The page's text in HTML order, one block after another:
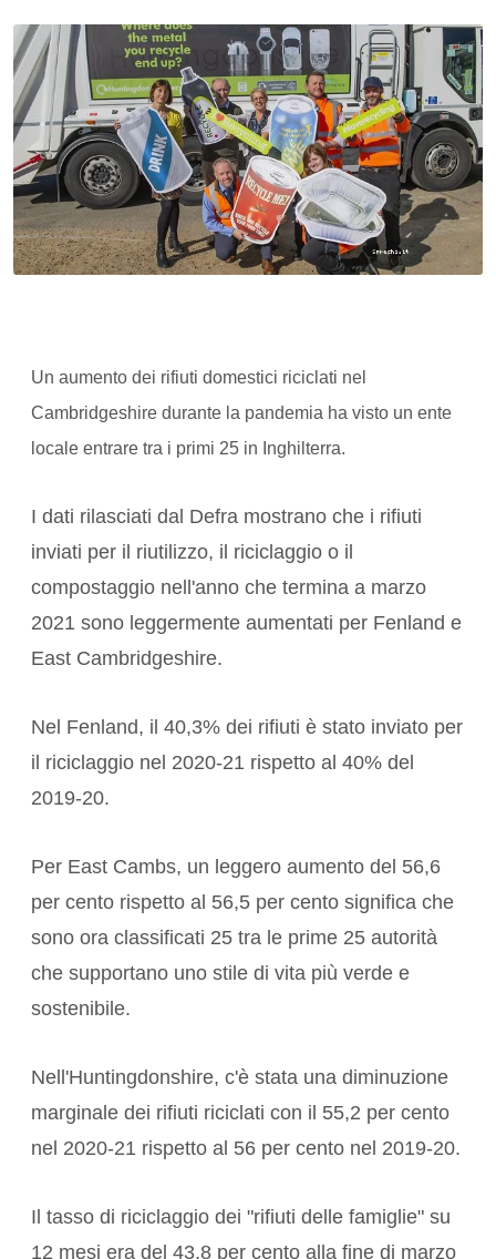
Un aumento dei rifiuti domestici riciclati nel
Cambridgeshire durante la pandemia ha visto un ente
locale entrare tra i primi 25 in Inghilterra.
I dati rilasciati dal Defra mostrano che i rifiuti
inviati per il riutilizzo, il riciclaggio o il
compostaggio nell'anno che termina a marzo
2021 sono leggermente aumentati per Fenland e
East Cambridgeshire.
Nel Fenland, il 40,3% dei rifiuti è stato inviato per
il riciclaggio nel 2020-21 rispetto al 40% del
2019-20.
Per East Cambs, un leggero aumento del 56,6
per cento rispetto al 56,5 per cento significa che
sono ora classificati 25 tra le prime 25 autorità
che supportano uno stile di vita più verde e
sostenibile.
Nell'Huntingdonshire, c'è stata una diminuzione
marginale dei rifiuti riciclati con il 55,2 per cento
nel 2020-21 rispetto al 56 per cento nel 2019-20.
Il tasso di riciclaggio dei "rifiuti delle famiglie" su
12 mesi era del 43,8 per cento alla fine di marzo